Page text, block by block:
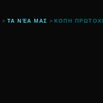
> ΤΑ ΝΈΑ ΜΑΣ > ΚΟΠΗ